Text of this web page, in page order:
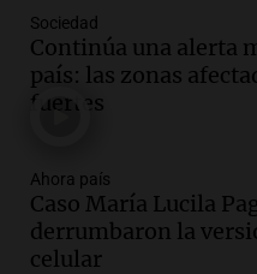
en suspenso a
de recaudación
Panorama Federal
Episodios
ayuda por
ostentación de
Amamos Argentina
Episodios
Sociedad
Continúa una alerta
país: las zonas
fuertes
Ahora país
Caso María Lucila
derrumbaron la
celular